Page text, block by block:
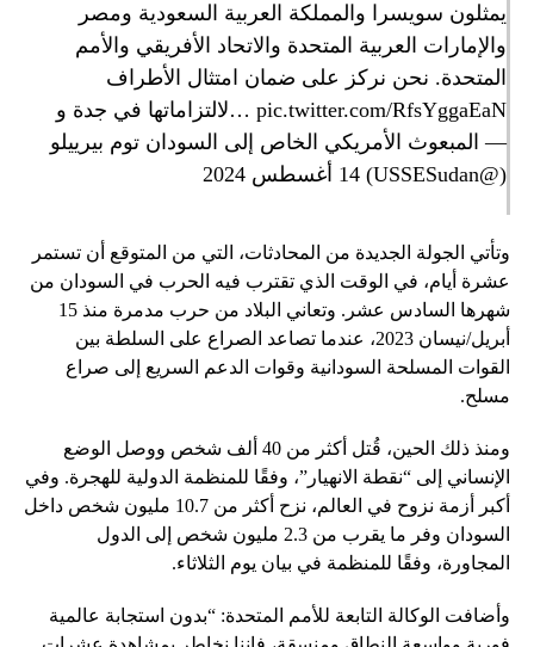
يمثلون سويسرا والمملكة العربية السعودية ومصر
والإمارات العربية المتحدة والاتحاد الأفريقي والأمم
المتحدة. نحن نركز على ضمان امتثال الأطراف
لالتزاماتها في جدة و… pic.twitter.com/RfsYggaEaN
— المبعوث الأمريكي الخاص إلى السودان توم بيرييلو
(@USSESudan)
14 أغسطس 2024
وتأتي الجولة الجديدة من المحادثات، التي من المتوقع أن تستمر
عشرة أيام، في الوقت الذي تقترب فيه الحرب في السودان من
شهرها السادس عشر. وتعاني البلاد من حرب مدمرة منذ 15
أبريل/نيسان 2023، عندما تصاعد الصراع على السلطة بين
القوات المسلحة السودانية وقوات الدعم السريع إلى صراع
مسلح.
ومنذ ذلك الحين، قُتل أكثر من 40 ألف شخص ووصل الوضع
الإنساني إلى “نقطة الانهيار”، وفقًا للمنظمة الدولية للهجرة. وفي
أكبر أزمة نزوح في العالم، نزح أكثر من 10.7 مليون شخص داخل
السودان وفر ما يقرب من 2.3 مليون شخص إلى الدول
المجاورة، وفقًا للمنظمة في بيان يوم الثلاثاء.
وأضافت الوكالة التابعة للأمم المتحدة: “بدون استجابة عالمية